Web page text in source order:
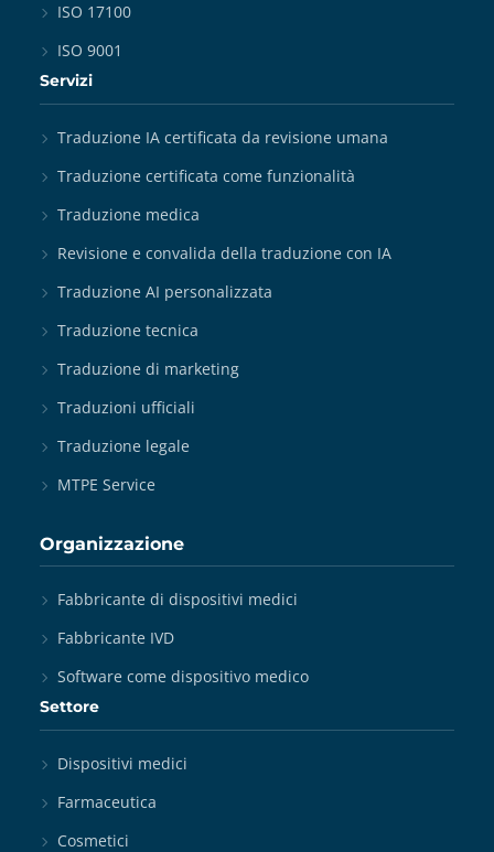
ISO 17100
ISO 9001
Servizi
Traduzione IA certificata da revisione umana
Traduzione certificata come funzionalità
Traduzione medica
Revisione e convalida della traduzione con IA
Traduzione AI personalizzata
Traduzione tecnica
Traduzione di marketing
Traduzioni ufficiali
Traduzione legale
MTPE Service
Organizzazione
Fabbricante di dispositivi medici
Fabbricante IVD
Software come dispositivo medico
Settore
Dispositivi medici
Farmaceutica
Cosmetici